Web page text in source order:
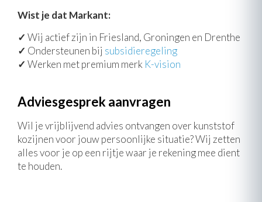
Wist je dat Markant:
✓ Wij actief zijn in Friesland, Groningen en Drenthe
✓ Ondersteunen bij subsidieregeling
✓ Werken met premium merk K-vision
Adviesgesprek aanvragen
Wil je vrijblijvend advies ontvangen over kunststof
kozijnen voor jouw persoonlijke situatie? Wij zetten
alles voor je op een rijtje waar je rekening mee dient
te houden.